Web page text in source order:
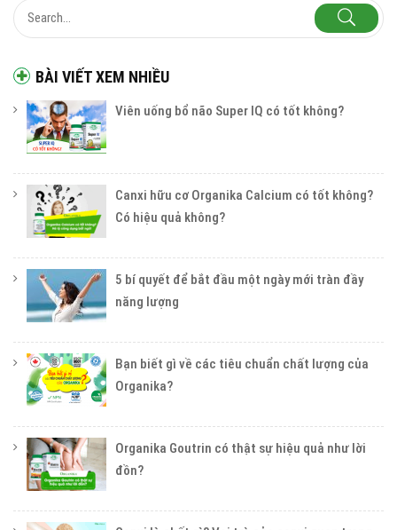
BÀI VIẾT XEM NHIỀU
Viên uống bổ não Super IQ có tốt không?
Canxi hữu cơ Organika Calcium có tốt không?
Có hiệu quả không?
5 bí quyết để bắt đầu một ngày mới tràn đầy
năng lượng
Bạn biết gì về các tiêu chuẩn chất lượng của
Organika?
Organika Goutrin có thật sự hiệu quả như lời
đồn?